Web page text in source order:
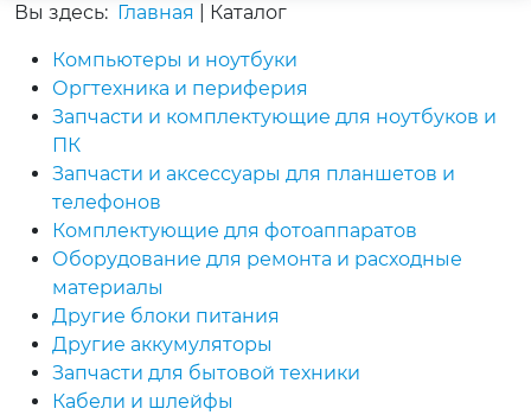
Вы здесь: Главная Каталог
Компьютеры и ноутбуки
Оргтехника и периферия
Запчасти и комплектующие для ноутбуков и
ПК
Запчасти и аксессуары для планшетов и
телефонов
Комплектующие для фотоаппаратов
Оборудование для ремонта и расходные
материалы
Другие блоки питания
Другие аккумуляторы
Запчасти для бытовой техники
Кабели и шлейфы